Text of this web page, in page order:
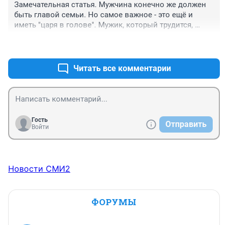
меня выводишь эти слова говорить,я когда захочу
скажу.
Замечательная статья. Мужчина конечно же должен
быть главой семьи. Но самое важное - это ещё и
иметь "царя в голове". Мужик, который трудится,
Читать все комментарии
Гость
Войти
Отправить
Новости СМИ2
ФОРУМЫ